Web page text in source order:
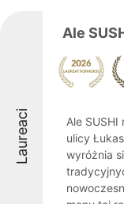
Laureaci
Ale
Ale
ulicy
wyróżnia